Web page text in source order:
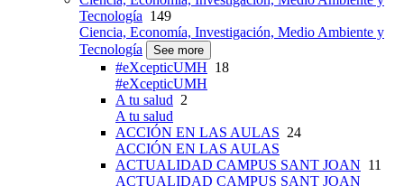
Tecnología 149
Ciencia, Economía, Investigación, Medio Ambiente y
Tecnología
See more
#eXcepticUMH 18
#eXcepticUMH
A tu salud 2
A tu salud
ACCIÓN EN LAS AULAS 24
ACCIÓN EN LAS AULAS
ACTUALIDAD CAMPUS SANT JOAN 11
ACTUALIDAD CAMPUS SANT JOAN